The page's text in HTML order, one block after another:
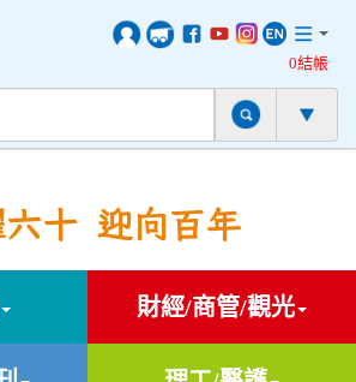
0結帳
六十 迎向百年
財經/商管/觀光